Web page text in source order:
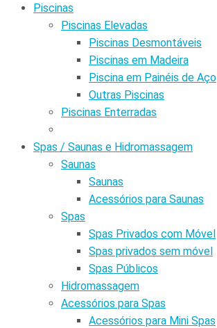
Piscinas
Piscinas Elevadas
Piscinas Desmontáveis
Piscinas em Madeira
Piscina em Painéis de Aço
Outras Piscinas
Piscinas Enterradas
Spas / Saunas e Hidromassagem
Saunas
Saunas
Acessórios para Saunas
Spas
Spas Privados com Móvel
Spas privados sem móvel
Spas Públicos
Hidromassagem
Acessórios para Spas
Acessórios para Mini Spas